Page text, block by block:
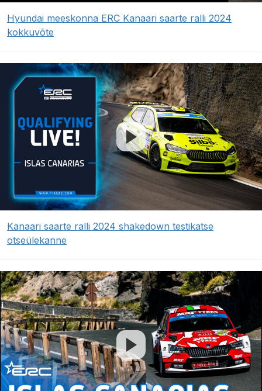
Hyundai meeskonna ERC Kanaari saarte ralli 2024
kokkuvõte
Kanaari saarte ralli 2024 shakedown testikatse
otseülekanne